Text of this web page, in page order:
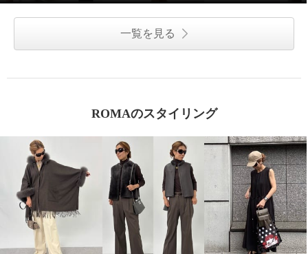
レア ジェム 天然素材のマリア
ージュ フレンチリネンとウール
で 大人の上質カジュアルを シャ
ープにまとうブルゾン
杢グレージュ
フィラ ＵＶカット・吸水速乾 ド
ローストリング付 パーカー
サックス Ｍ
¥0
一覧を見る
ROMAのスタイリング